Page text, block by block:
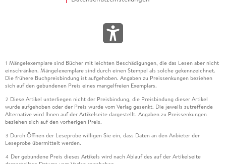
1 Mängelexemplare sind Bücher mit leichten Beschädigungen, die das Lesen aber nicht
einschränken. Mängelexemplare sind durch einen Stempel als solche gekennzeichnet.
Die frühere Buchpreisbindung ist aufgehoben. Angaben zu Preissenkungen beziehen
sich auf den gebundenen Preis eines mangelfreien Exemplars.
2 Diese Artikel unterliegen nicht der Preisbindung, die Preisbindung dieser Artikel
wurde aufgehoben oder der Preis wurde vom Verlag gesenkt. Die jeweils zutreffende
Alternative wird Ihnen auf der Artikelseite dargestellt. Angaben zu Preissenkungen
beziehen sich auf den vorherigen Preis.
3 Durch Öffnen der Leseprobe willigen Sie ein, dass Daten an den Anbieter der
Leseprobe übermittelt werden.
4 Der gebundene Preis dieses Artikels wird nach Ablauf des auf der Artikelseite